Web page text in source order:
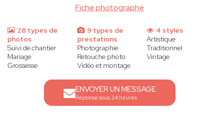
Fiche photographe
28 types de
photos
Suivi de chantier
Mariage
Grossesse
9 types de
prestations
Photographie
Retouche photo
Vidéo et montage
4 styles
Artistique
Traditionnel
Vintage
ENVOYER UN MESSAGE
Réponse sous 24 heures